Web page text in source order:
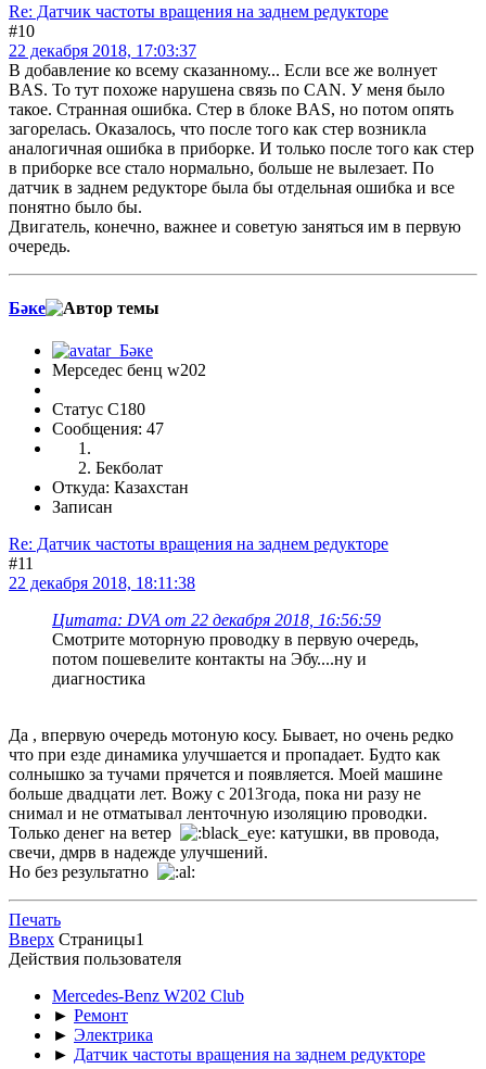
Re: Датчик частоты вращения на заднем редукторе
#10
22 декабря 2018, 17:03:37
В добавление ко всему сказанному... Если все же волнует
BAS. То тут похоже нарушена связь по CAN. У меня было
такое. Странная ошибка. Стер в блоке BAS, но потом опять
загорелась. Оказалось, что после того как стер возникла
аналогичная ошибка в приборке. И только после того как стер
в приборке все стало нормально, больше не вылезает. По
датчик в заднем редукторе была бы отдельная ошибка и все
понятно было бы.
Двигатель, конечно, важнее и советую заняться им в первую
очередь.
Бәке
Мерседес бенц w202
Статус C180
Сообщения: 47
Бекболат
Откуда: Казахстан
Записан
Re: Датчик частоты вращения на заднем редукторе
#11
22 декабря 2018, 18:11:38
Цитата: DVA от 22 декабря 2018, 16:56:59
Смотрите моторную проводку в первую очередь,
потом пошевелите контакты на Эбу....ну и
диагностика
Да , впервую очередь мотоную косу. Бывает, но очень редко
что при езде динамика улучшается и пропадает. Будто как
солнышко за тучами прячется и появляется. Моей машине
больше двадцати лет. Вожу с 2013года, пока ни разу не
снимал и не отматывал ленточную изоляцию проводки.
Только денег на ветер
катушки, вв провода,
свечи, дмрв в надежде улучшений.
Но без результатно
Печать
Вверх Страницы1
Действия пользователя
Mercedes-Benz W202 Club
► Ремонт
► Электрика
► Датчик частоты вращения на заднем редукторе